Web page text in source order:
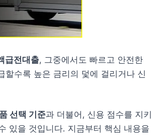
급전대출, 그중에서도 빠르고 안전한
할수록 높은 금리의 덫에 걸리거나 신
선택 기준과 더불어, 신용 점수를 지키
있을 것입니다. 지금부터 핵심 내용을